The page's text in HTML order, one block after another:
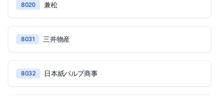
8020 兼松
8031 三井物産
8032 日本紙パルプ商事